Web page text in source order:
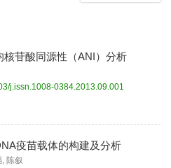
苷酸同源性（ANI）分析
j.issn.1008-0384.2013.09.001
疫苗载体的构建及分析
, 陈叙